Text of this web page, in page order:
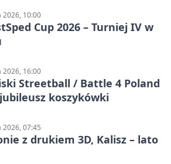
2026, 10:00
Cup 2026 – Turniej IV w
2026, 16:00
Streetball / Battle 4 Poland
koszykówki
07:45
z drukiem 3D, Kalisz – lato